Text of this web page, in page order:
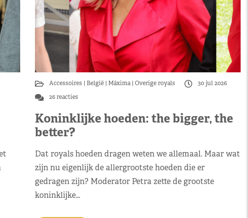
Accessoires België Máxima Overige royals
30 jul 2026
26 reacties
Koninklijke hoeden: the bigger, the
better?
Dat royals hoeden dragen weten we allemaal. Maar wat
zijn nu eigenlijk de allergrootste hoeden die er
gedragen zijn? Moderator Petra zette de grootste
koninklijke…